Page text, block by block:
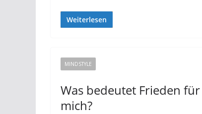
Weiterlesen
MINDSTYLE
Was bedeutet Frieden für
mich?